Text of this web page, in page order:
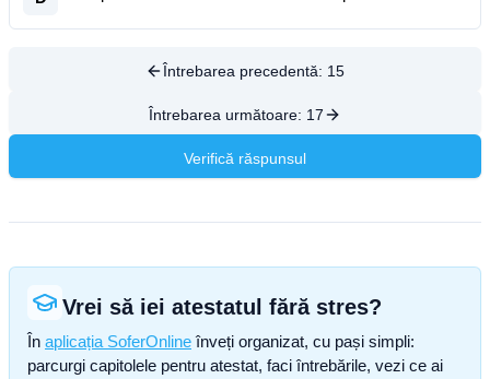
Întrebarea precedentă: 15
Întrebarea următoare: 17
Verifică răspunsul
Vrei să iei atestatul fără stres?
În aplicația SoferOnline înveți organizat, cu pași simpli:
parcurgi capitolele pentru atestat, faci întrebările, vezi ce ai